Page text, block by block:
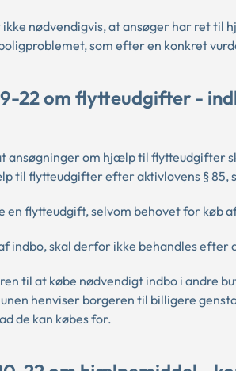
nødvendigvis, at ansøger har ret til
som efter en konkret
22 om flytteudgifter -
ansøgninger om hjælp til flytteudgifter
til flytteudgifter efter aktivlovens § 85,
en flytteudgift, selvom behovet for køb
indbo, skal derfor ikke behandles efter
til at købe nødvendigt indbo i andre
henviser borgeren til billigere
de kan købes for.